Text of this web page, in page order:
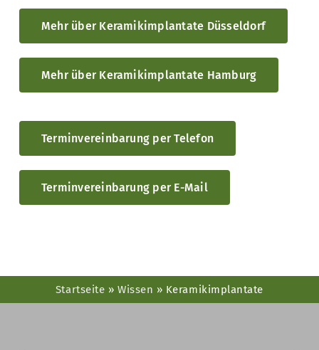
Mehr über Keramikimplantate Düsseldorf
Mehr über Keramikimplantate Hamburg
Terminvereinbarung per Telefon
Terminvereinbarung per E-Mail
Startseite » Wissen » Keramikimplantate